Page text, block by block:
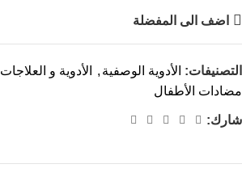
اضف الى المفضلة
التصنيفات: الأدوية الوصفية , الأدوية و العلاجات
مضادات الأطفال
شارك: